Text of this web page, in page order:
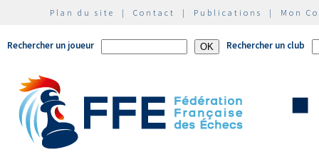
Plan du site | Contact | Publications | Mon
Rechercher un joueur Rechercher un club